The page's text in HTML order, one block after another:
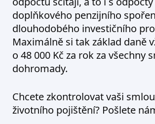
doplňkového penzijního
dlouhodobého investičního
Maximálně si tak základ daně
o 48 000 Kč za rok za všechny
dohromady.
Chcete zkontrolovat vaši
životního pojištění? Pošlete